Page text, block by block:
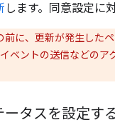
します。同意設定に
前に、更新が発生した
ベントの送信などの
ータスを設定す